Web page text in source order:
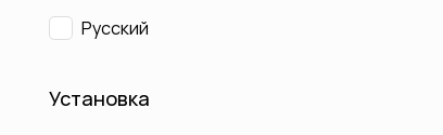
Русский
Установка